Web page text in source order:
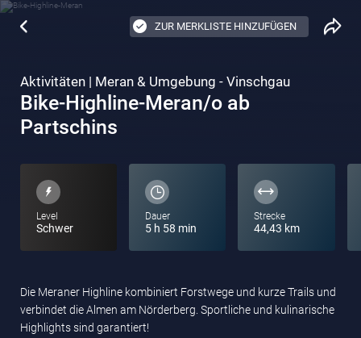
ZUR MERKLISTE HINZUFÜGEN
Aktivitäten | Meran & Umgebung - Vinschgau
Bike-Highline-Meran/o ab
Partschins
Level
Schwer
Dauer
5 h 58 min
Strecke
44,43 km
Die Meraner Highline kombiniert Forstwege und kurze Trails und
verbindet die Almen am Nörderberg. Sportliche und kulinarische
Highlights sind garantiert!